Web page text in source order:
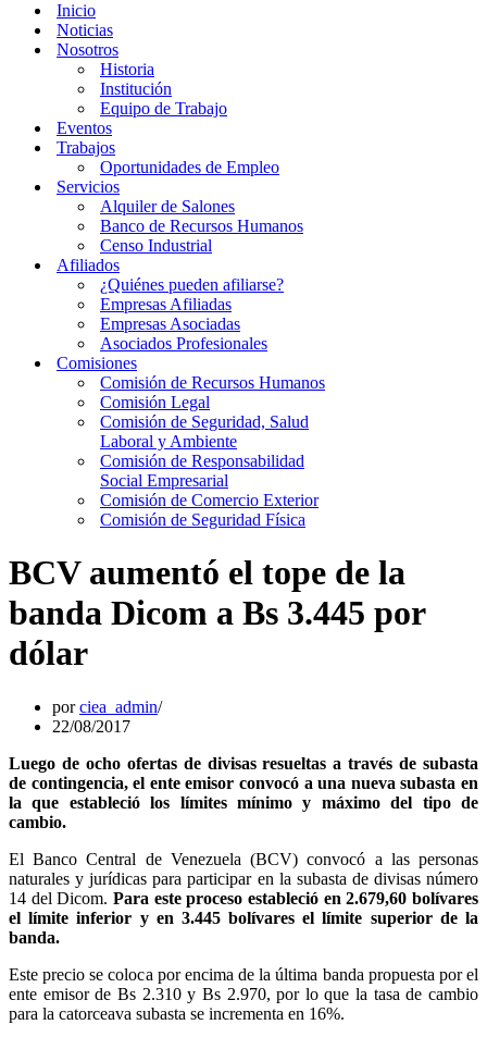
Inicio
Noticias
Nosotros
Historia
Institución
Equipo de Trabajo
Eventos
Trabajos
Oportunidades de Empleo
Servicios
Alquiler de Salones
Banco de Recursos Humanos
Censo Industrial
Afiliados
¿Quiénes pueden afiliarse?
Empresas Afiliadas
Empresas Asociadas
Asociados Profesionales
Comisiones
Comisión de Recursos Humanos
Comisión Legal
Comisión de Seguridad, Salud
Laboral y Ambiente
Comisión de Responsabilidad
Social Empresarial
Comisión de Comercio Exterior
Comisión de Seguridad Física
BCV aumentó el tope de la
banda Dicom a Bs 3.445 por
dólar
porciea_admin
22/08/2017
Luego de ocho ofertas de divisas resueltas a través de subasta
de contingencia, el ente emisor convocó a una nueva subasta en
la que estableció los límites mínimo y máximo del tipo de
cambio.
El Banco Central de Venezuela (BCV) convocó a las personas
naturales y jurídicas para participar en la subasta de divisas número
14 del Dicom. Para este proceso estableció en 2.679,60 bolívares
el límite inferior y en 3.445 bolívares el límite superior de la
banda.
Este precio se coloca por encima de la última banda propuesta por el
ente emisor de Bs 2.310 y Bs 2.970, por lo que la tasa de cambio
para la catorceava subasta se incrementa en 16%.